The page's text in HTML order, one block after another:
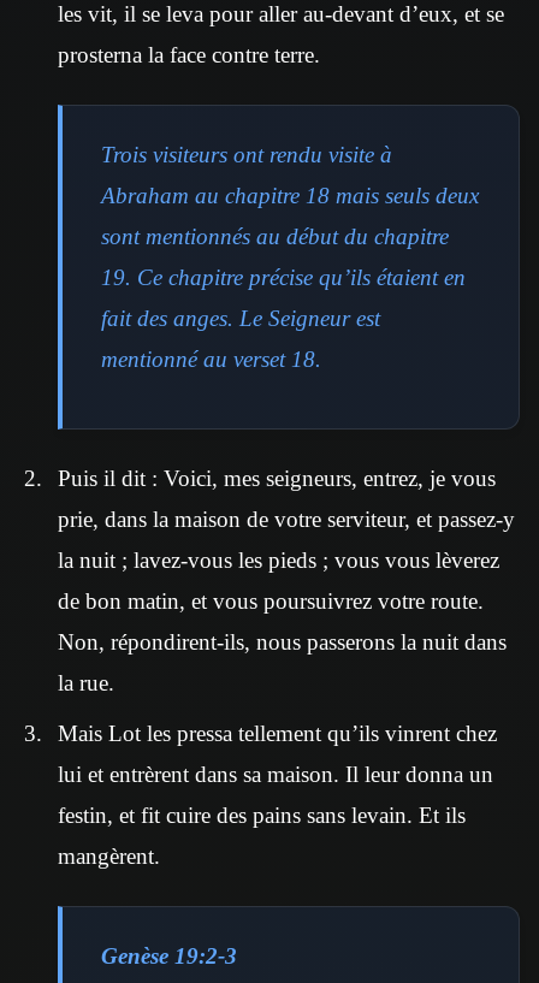
les vit, il se leva pour aller au-devant d’eux, et se
prosterna la face contre terre.
Trois visiteurs ont rendu visite à
Abraham au chapitre 18 mais seuls deux
sont mentionnés au début du chapitre
19. Ce chapitre précise qu’ils étaient en
fait des anges. Le Seigneur est
mentionné au verset 18.
Puis il dit : Voici, mes seigneurs, entrez, je vous
prie, dans la maison de votre serviteur, et passez-y
la nuit ; lavez-vous les pieds ; vous vous lèverez
de bon matin, et vous poursuivrez votre route.
Non, répondirent-ils, nous passerons la nuit dans
la rue.
Mais Lot les pressa tellement qu’ils vinrent chez
lui et entrèrent dans sa maison. Il leur donna un
festin, et fit cuire des pains sans levain. Et ils
mangèrent.
Genèse 19:2-3